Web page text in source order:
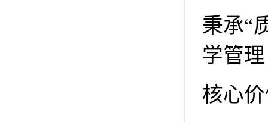
秉承“
学管
核心